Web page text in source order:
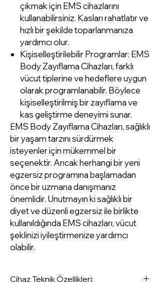
çıkmak için EMS cihazlarını
kullanabilirsiniz. Kasları rahatlatır ve
hızlı bir şekilde toparlanmanıza
yardımcı olur.
Kişiselleştirilebilir Programlar: EMS
Body Zayıflama Cihazları, farklı
vücut tiplerine ve hedeflere uygun
olarak programlanabilir. Böylece
kişiselleştirilmiş bir zayıflama ve
kas geliştirme deneyimi sunar.
EMS Body Zayıflama Cihazları, sağlıklı
bir yaşam tarzını sürdürmek
isteyenler için mükemmel bir
seçenektir. Ancak herhangi bir yeni
egzersiz programına başlamadan
önce bir uzmana danışmanız
önemlidir. Unutmayın ki sağlıklı bir
diyet ve düzenli egzersiz ile birlikte
kullanıldığında EMS cihazları, vücut
şeklinizi iyileştirmenize yardımcı
olabilir.
Cihaz Teknik Özellikleri: